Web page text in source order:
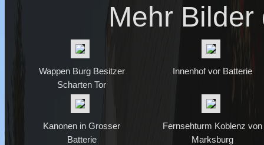
Mehr
Wappen Burg Besitzer
Scharten Tor
Innenhof vor Batterie
Kanonen in Grosser
Batterie
Fernsehturm Koblenz von
Marksburg